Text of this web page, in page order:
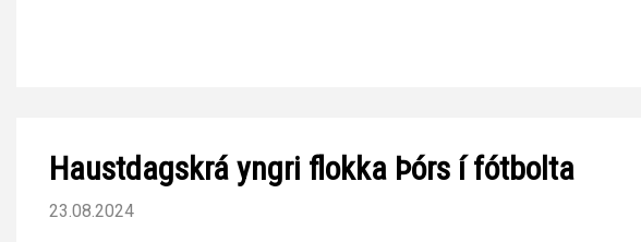
Haustdagskrá yngri flokka Þórs í fótbolta
23.08.2024